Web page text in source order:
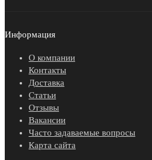
Информация
О компании
Контакты
Доставка
Статьи
Отзывы
Вакансии
Часто задаваемые вопросы
Карта сайта